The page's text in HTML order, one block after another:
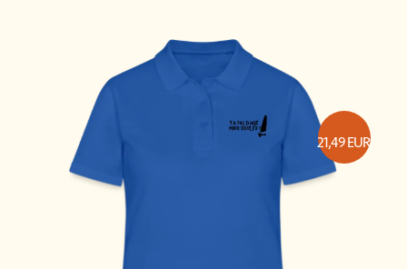
21,49EUR